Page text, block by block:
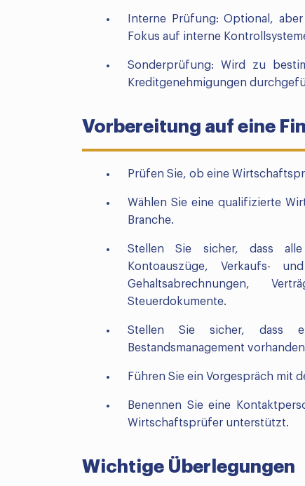
Interne Prüfung: Optional,
Fokus auf interne
Sonderprüfung: Wird zu
Kreditgenehmigungen
Vorbereitung auf eine
Prüfen Sie, ob eine
Wählen Sie eine qualifizierte
Branche.
Stellen Sie sicher, dass
Kontoauszüge, Verkaufs-
Gehaltsabrechnungen,
Steuerdokumente.
Stellen Sie sicher, dass
Bestandsmanagement
Führen Sie ein Vorgespräch mit
Benennen Sie eine
Wirtschaftsprüfer unterstützt.
Wichtige Überlegungen